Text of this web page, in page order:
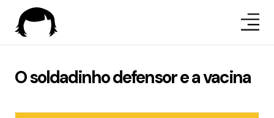
O soldadinho defensor e a vacina